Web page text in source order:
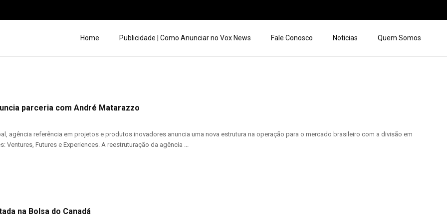
Home Publicidade | Como Anunciar no Vox News Fale Conosco Noticias Quem Somos
parceria com André Matarazzo
agência referência em projetos e produtos inovadores anuncia uma nova estrutura na operação para o mercado brasileiro com a divisão em
Ventures, Futures e Experiences. A reestruturação da agência ...
na Bolsa do Canadá